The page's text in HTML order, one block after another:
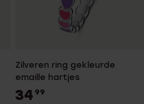
Zilveren ring gekleurde
emaille hartjes
34 99